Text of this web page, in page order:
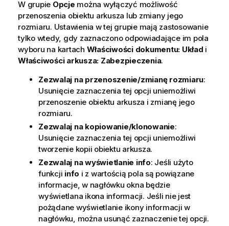
W grupie Opcje można wyłączyć możliwość
przenoszenia obiektu arkusza lub zmiany jego
rozmiaru. Ustawienia w tej grupie mają zastosowanie
tylko wtedy, gdy zaznaczono odpowiadające im pola
wyboru na kartach Właściwości dokumentu: Układ i
Właściwości arkusza: Zabezpieczenia.
Zezwalaj na przenoszenie/zmianę rozmiaru:
Usunięcie zaznaczenia tej opcji uniemożliwi
przenoszenie obiektu arkusza i zmianę jego
rozmiaru.
Zezwalaj na kopiowanie/klonowanie:
Usunięcie zaznaczenia tej opcji uniemożliwi
tworzenie kopii obiektu arkusza.
Zezwalaj na wyświetlanie info: Jeśli użyto
funkcji info i z wartością pola są powiązane
informacje, w nagłówku okna będzie
wyświetlana ikona informacji. Jeśli nie jest
pożądane wyświetlanie ikony informacji w
nagłówku, można usunąć zaznaczenie tej opcji.